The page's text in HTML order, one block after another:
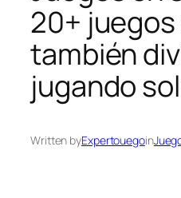
20+
también
jugando
Written byExpertouegoin